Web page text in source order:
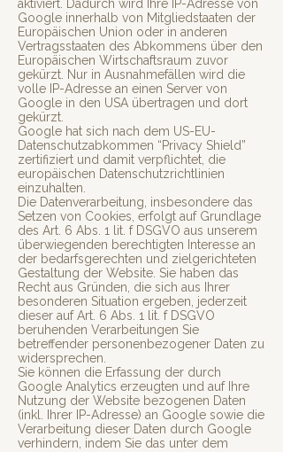
aktiviert. Dadurch wird Ihre IP-Adresse von
Google innerhalb von Mitgliedstaaten der
Europäischen Union oder in anderen
Vertragsstaaten des Abkommens über den
Europäischen Wirtschaftsraum zuvor
gekürzt. Nur in Ausnahmefällen wird die
volle IP-Adresse an einen Server von
Google in den USA übertragen und dort
gekürzt.
Google hat sich nach dem US-EU-
Datenschutzabkommen “Privacy Shield”
zertifiziert und damit verpflichtet, die
europäischen Datenschutzrichtlinien
einzuhalten.
Die Datenverarbeitung, insbesondere das
Setzen von Cookies, erfolgt auf Grundlage
des Art. 6 Abs. 1 lit. f DSGVO aus unserem
überwiegenden berechtigten Interesse an
der bedarfsgerechten und zielgerichteten
Gestaltung der Website. Sie haben das
Recht aus Gründen, die sich aus Ihrer
besonderen Situation ergeben, jederzeit
dieser auf Art. 6 Abs. 1 lit. f DSGVO
beruhenden Verarbeitungen Sie
betreffender personenbezogener Daten zu
widersprechen.
Sie können die Erfassung der durch
Google Analytics erzeugten und auf Ihre
Nutzung der Website bezogenen Daten
(inkl. Ihrer IP-Adresse) an Google sowie die
Verarbeitung dieser Daten durch Google
verhindern, indem Sie das unter dem